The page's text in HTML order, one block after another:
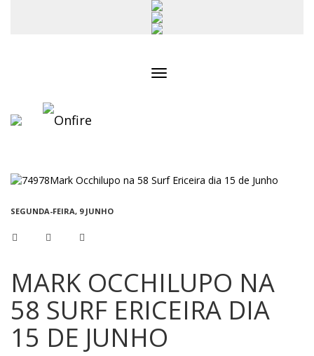
SEGUNDA-FEIRA, 9 JUNHO
MARK OCCHILUPO NA
58 SURF ERICEIRA DIA
15 DE JUNHO